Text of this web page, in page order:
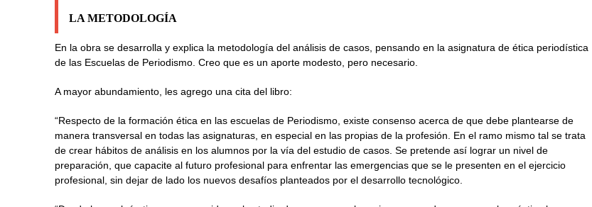
LA METODOLOGÍA
En la obra se desarrolla y explica la metodología del análisis de casos, pensando en la asignatura de ética periodística
de las Escuelas de Periodismo. Creo que es un aporte modesto, pero necesario.
A mayor abundamiento, les agrego una cita del libro:
“Respecto de la formación ética en las escuelas de Periodismo, existe consenso acerca de que debe plantearse de
manera transversal en todas las asignaturas, en especial en las propias de la profesión. En el ramo mismo tal se trata
de crear hábitos de análisis en los alumnos por la vía del estudio de casos. Se pretende así lograr un nivel de
preparación, que capacite al futuro profesional para enfrentar las emergencias que se le presenten en el ejercicio
profesional, sin dejar de lado los nuevos desafíos planteados por el desarrollo tecnológico.